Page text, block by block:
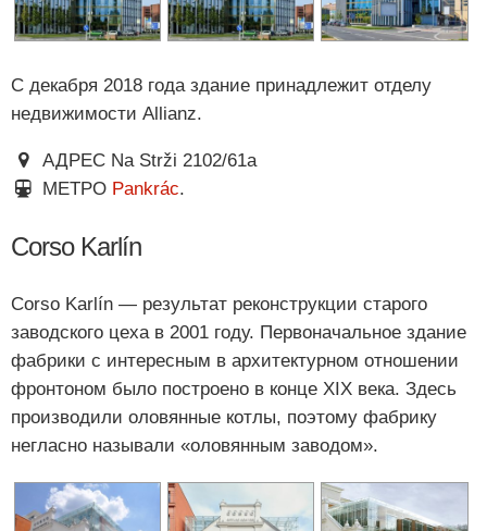
С декабря 2018 года здание принадлежит отделу
недвижимости Allianz.
АДРЕС Na Strži 2102/61a
МЕТРО Pankrác.
Corso Karlín
Corso Karlín — результат реконструкции старого
заводского цеха в 2001 году. Первоначальное здание
фабрики с интересным в архитектурном отношении
фронтоном было построено в конце XIX века. Здесь
производили оловянные котлы, поэтому фабрику
негласно называли «оловянным заводом».